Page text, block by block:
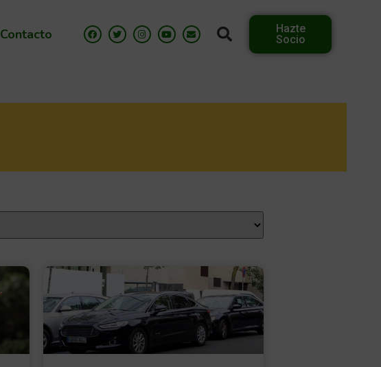
Contacto
Hazte
Socio